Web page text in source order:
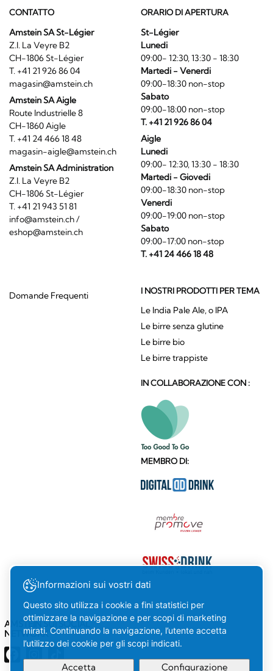
CONTATTO
Amstein SA St-Légier
Z.I. La Veyre B2
CH-1806 St-Légier
T. +41 21 926 86 04
magasin@amstein.ch
Amstein SA Aigle
Route Industrielle 8
CH-1860 Aigle
T. +41 24 466 18 48
magasin-aigle@amstein.ch
Amstein SA Administration
Z.I. La Veyre B2
CH-1806 St-Légier
T. +41 21 943 51 81
info@amstein.ch/
eshop@amstein.ch
ORARIO DI APERTURA
St-Légier
Lunedi
09:00- 12:30, 13:30 - 18:30
Martedi - Venerdi
09:00-18:30 non-stop
Sabato
09:00-18:00 non-stop
T. +41 21 926 86 04
Aigle
Lunedi
09:00- 12:30, 13:30 - 18:30
Martedi - Giovedi
09:00-18:30 non-stop
Venerdi
09:00-19:00 non-stop
Sabato
09:00-17:00 non-stop
T. +41 24 466 18 48
Domande Frequenti I NOSTRI PRODOTTI PER TEMA
Le India Pale Ale, o IPA
Le birre senza glutine
Le birre bio
Le birre trappiste
IN COLLABORAZIONE CON :
MEMBRO DI:
AMSTEIN SUI SOCIAL
NETWORK
Informazioni sui vostri dati
Questo sito utilizza i cookie a fini statistici per
ottimizzare la navigazione e per scopi di marketing
mirati. Continuando la navigazione, l’utente accetta
l’utilizzo dei cookie per gli scopi indicati.
Accetta Configurazione